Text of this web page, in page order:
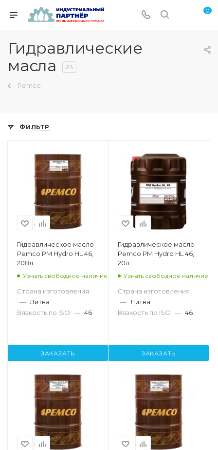
0
Гидравлические
масла
23
Pemco
ФИЛЬТР
Гидравлическое масло
Pemco PM Hydro HL 46,
208л
Узнать свободное наличие
Страна изготовления
— Литва
Вязкость по ISO — 46
ЗАКАЗАТЬ
Гидравлическое масло
Pemco PM Hydro HL 46,
20л
Узнать свободное наличие
Страна изготовления
— Литва
Вязкость по ISO — 46
ЗАКАЗАТЬ